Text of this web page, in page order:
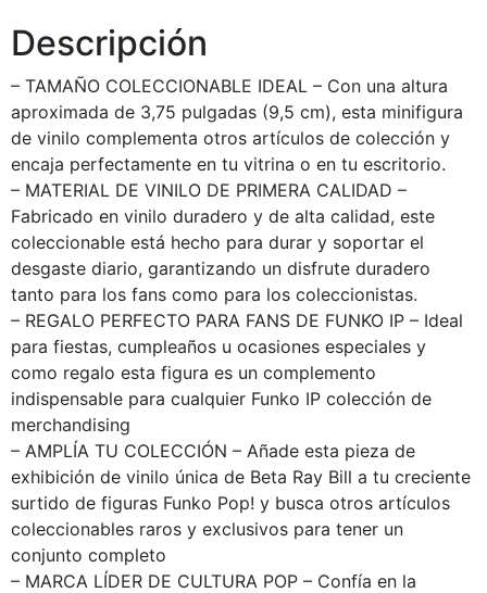
Descripción
– TAMAÑO COLECCIONABLE IDEAL – Con una altura
aproximada de 3,75 pulgadas (9,5 cm), esta minifigura
de vinilo complementa otros artículos de colección y
encaja perfectamente en tu vitrina o en tu escritorio.
– MATERIAL DE VINILO DE PRIMERA CALIDAD –
Fabricado en vinilo duradero y de alta calidad, este
coleccionable está hecho para durar y soportar el
desgaste diario, garantizando un disfrute duradero
tanto para los fans como para los coleccionistas.
– REGALO PERFECTO PARA FANS DE FUNKO IP – Ideal
para fiestas, cumpleaños u ocasiones especiales y
como regalo esta figura es un complemento
indispensable para cualquier Funko IP colección de
merchandising
– AMPLÍA TU COLECCIÓN – Añade esta pieza de
exhibición de vinilo única de Beta Ray Bill a tu creciente
surtido de figuras Funko Pop! y busca otros artículos
coleccionables raros y exclusivos para tener un
conjunto completo
– MARCA LÍDER DE CULTURA POP – Confía en la